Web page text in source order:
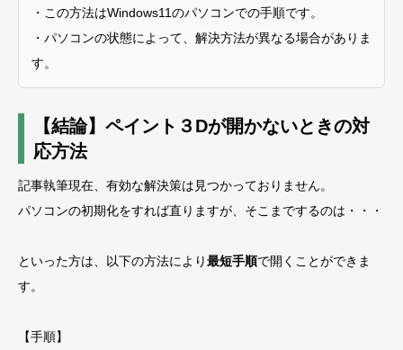
・この方法はWindows11のパソコンでの手順です。
・パソコンの状態によって、解決方法が異なる場合がありま
す。
【結論】ペイント３Dが開かないときの対
応方法
記事執筆現在、有効な解決策は見つかっておりません。
パソコンの初期化をすれば直りますが、そこまでするのは・・・
といった方は、以下の方法により最短手順で開くことができま
す。
【手順】